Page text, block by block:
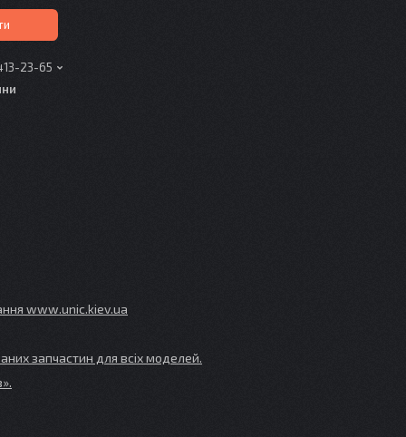
23-65
www.unic.kiev.ua
запчастин для всіх моделей.